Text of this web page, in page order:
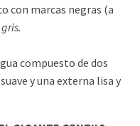
con marcas negras (a
compuesto de dos
y una externa lisa y